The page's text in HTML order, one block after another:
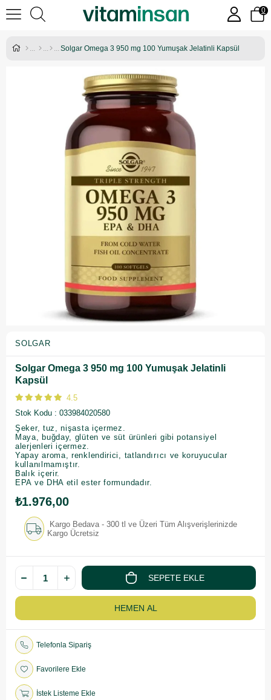
0
Solgar Omega 3 950 mg 100 Yumuşak Jelatinli Kapsül
SOLGAR
Solgar Omega 3 950 mg 100 Yumuşak Jelatinli
Kapsül
4.5
Stok Kodu
033984020580
Şeker, tuz, nişasta içermez.
Maya, buğday, glüten ve süt ürünleri gibi potansiyel
alerjenleri içermez.
Yapay aroma, renklendirici, tatlandırıcı ve koruyucular
kullanılmamıştır.
Balık içerir.
EPA ve DHA etil ester formundadır.
₺1.976,00
Kargo Bedava - 300 tl ve Üzeri Tüm Alışverişlerinizde
Kargo Ücretsiz
Telefonla Sipariş
Favorilere Ekle
İstek Listeme Ekle